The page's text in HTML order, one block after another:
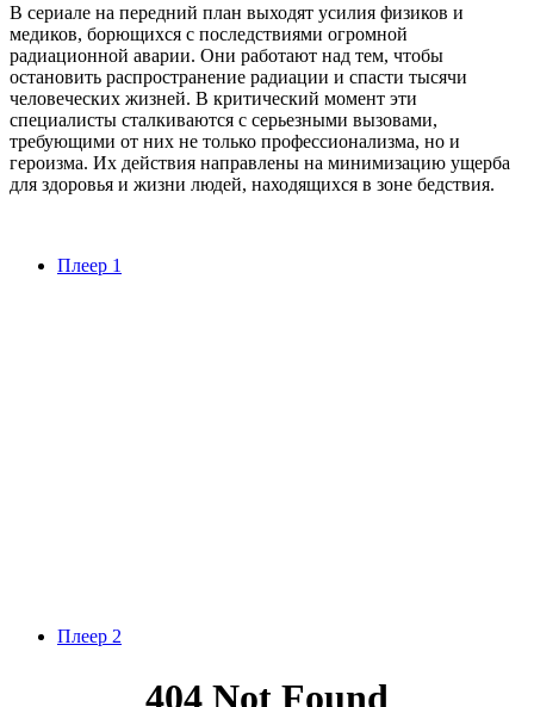
В сериале на передний план выходят усилия физиков и
медиков, борющихся с последствиями огромной
радиационной аварии. Они работают над тем, чтобы
остановить распространение радиации и спасти тысячи
человеческих жизней. В критический момент эти
специалисты сталкиваются с серьезными вызовами,
требующими от них не только профессионализма, но и
героизма. Их действия направлены на минимизацию ущерба
для здоровья и жизни людей, находящихся в зоне бедствия.
Плеер 1
Плеер 2